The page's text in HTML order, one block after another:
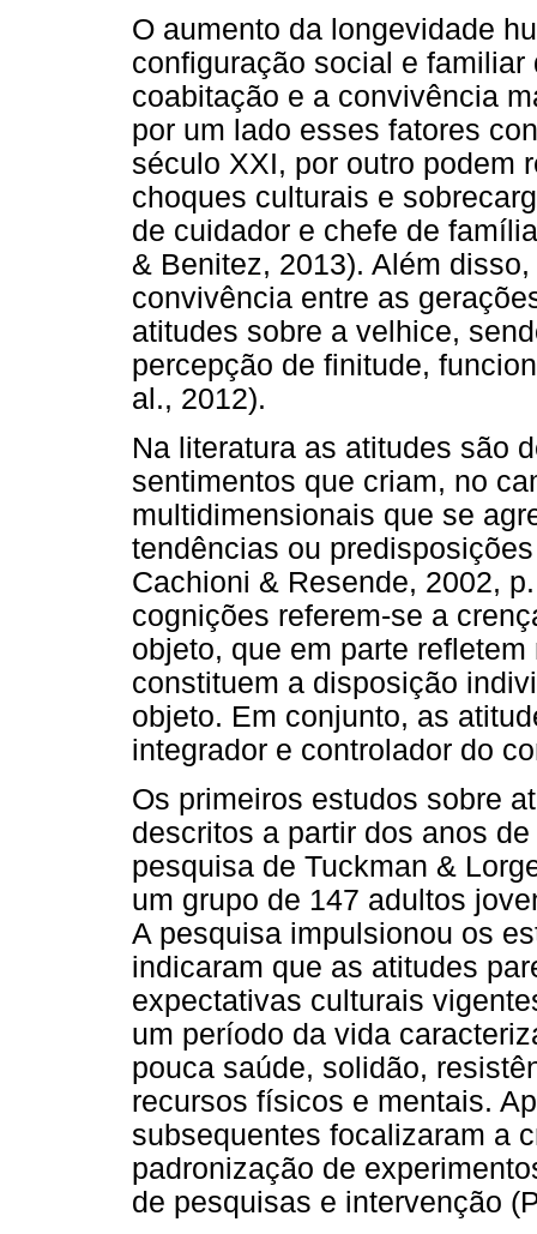
O aumento da longevidade
configuração social e
coabitação e a convivência
por um lado esses fatores
século XXI, por outro podem
choques culturais e
de cuidador e chefe de
& Benitez, 2013). Além
convivência entre as
atitudes sobre a velhice,
percepção de finitude,
al., 2012).
Na literatura as atitudes são
sentimentos que criam, no
multidimensionais que se
tendências ou
Cachioni & Resende, 2002,
cognições referem-se a
objeto, que em parte
constituem a disposição
objeto. Em conjunto, as
integrador e controlador do
Os primeiros estudos sobre
descritos a partir dos anos
pesquisa de Tuckman &
um grupo de 147 adultos
A pesquisa impulsionou os
indicaram que as atitudes
expectativas culturais
um período da vida
pouca saúde, solidão,
recursos físicos e mentais.
subsequentes focalizaram a
padronização de
de pesquisas e intervenção